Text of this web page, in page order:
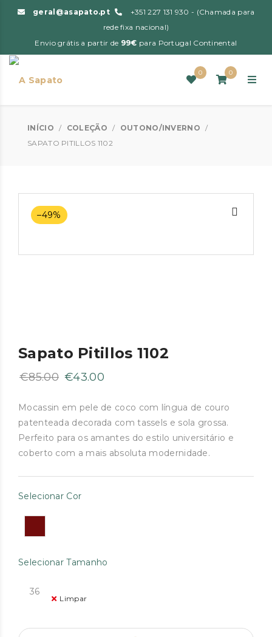
geral@asapato.pt
+351 227 131 930 - (Chamada para
rede fixa nacional)
Envio grátis a partir de 99€ para Portugal Continental
0 0
INÍCIO / COLEÇÃO / OUTONO/INVERNO
/
SAPATO PITILLOS 1102
–49%
Sapato Pitillos 1102
€85.00 O
original
era:
€85.00.
€43.00
atual
é:
€43.00.
Mocassin em pele de coco com língua de couro
patenteada decorada com tassels e sola grossa.
Perfeito para os amantes do estilo universitário e
coberto com a mais absoluta modernidade.
Selecionar Cor
Selecionar Tamanho
36
Limpar